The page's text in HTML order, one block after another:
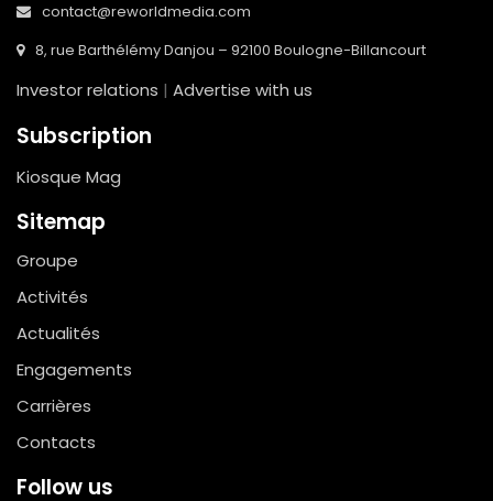
contact@reworldmedia.com
8, rue Barthélémy Danjou – 92100 Boulogne-Billancourt
Investor relations | Advertise with us
Subscription
Kiosque Mag
Sitemap
Groupe
Activités
Actualités
Engagements
Carrières
Contacts
Follow us